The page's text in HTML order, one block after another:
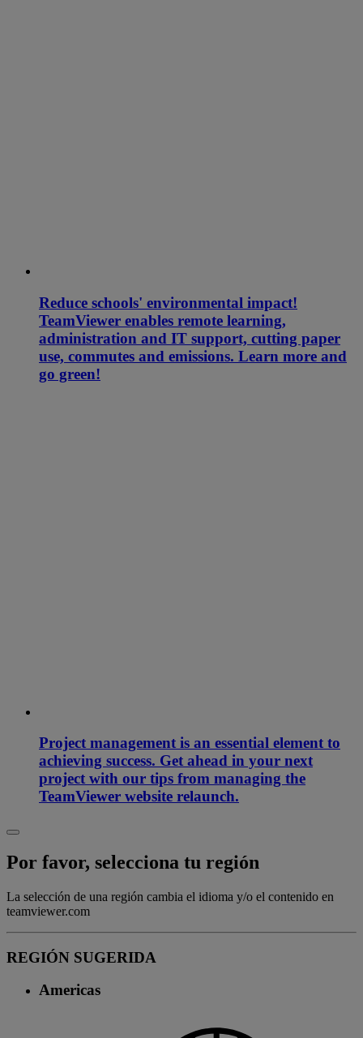
Reduce schools' environmental impact!
TeamViewer enables remote learning,
administration and IT support, cutting paper
use, commutes and emissions. Learn more and
go green!
Project management is an essential element to
achieving success. Get ahead in your next
project with our tips from managing the
TeamViewer website relaunch.
Por favor, selecciona tu región
La selección de una región cambia el idioma y/o el contenido en
teamviewer.com
REGIÓN SUGERIDA
Americas